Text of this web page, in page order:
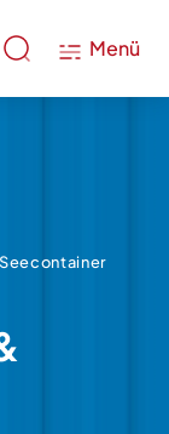
Menü